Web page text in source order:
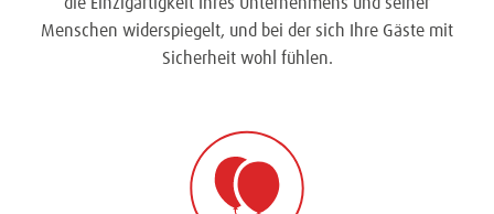
die Einzigartigkeit Ihres Unternehmens und seiner
Menschen widerspiegelt, und bei der sich Ihre Gäste mit
Sicherheit wohl fühlen.